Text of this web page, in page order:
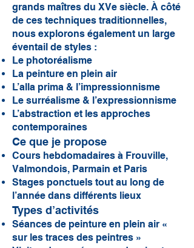
grands maîtres du XVe siècle. À côté
de ces techniques traditionnelles,
nous explorons également un large
éventail de styles :
Le photoréalisme
La peinture en plein air
L’alla prima & l’impressionnisme
Le surréalisme & l’expressionnisme
L’abstraction et les approches
contemporaines
Ce que je propose
Cours hebdomadaires à Frouville,
Valmondois, Parmain et Paris
Stages ponctuels tout au long de
l’année dans différents lieux
Types d’activités
Séances de peinture en plein air «
sur les traces des peintres »